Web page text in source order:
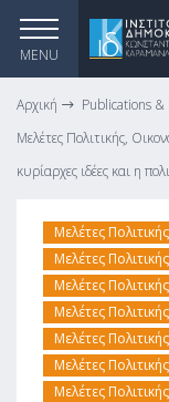
MENU
Αρχική Publications &
Μελέτες Πολιτικής,
κυρίαρχες ιδέες και η
Μελέτες
Μελέτες
Μελέτες
Μελέτες
Μελέτες
Μελέτες
Μελέτες